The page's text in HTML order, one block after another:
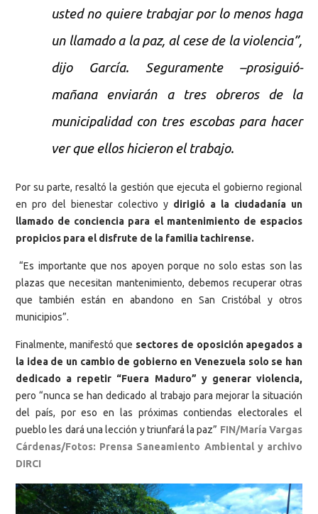
usted no quiere trabajar por lo menos haga
un llamado a la paz, al cese de la violencia”,
dijo García. Seguramente –prosiguió-
mañana enviarán a tres obreros de la
municipalidad con tres escobas para hacer
ver que ellos hicieron el trabajo.
Por su parte, resaltó la gestión que ejecuta el gobierno regional
en pro del bienestar colectivo y dirigió a la ciudadanía un
llamado de conciencia para el mantenimiento de espacios
propicios para el disfrute de la familia tachirense.
“Es importante que nos apoyen porque no solo estas son las
plazas que necesitan mantenimiento, debemos recuperar otras
que también están en abandono en San Cristóbal y otros
municipios”.
Finalmente, manifestó que sectores de oposición apegados a
la idea de un cambio de gobierno en Venezuela solo se han
dedicado a repetir “Fuera Maduro” y generar violencia,
pero “nunca se han dedicado al trabajo para mejorar la situación
del país, por eso en las próximas contiendas electorales el
pueblo les dará una lección y triunfará la paz” FIN/María Vargas
Cárdenas/Fotos: Prensa Saneamiento Ambiental y archivo
DIRCI